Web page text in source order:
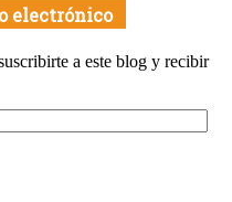
electrónico
a este blog y recibir